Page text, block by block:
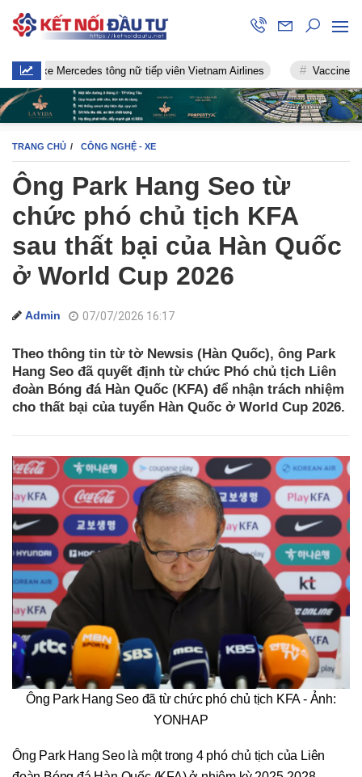
Mercedes tông nữ tiếp viên Vietnam Airlines Vaccine chống
TRANG CHỦ CÔNG NGHỆ - XE
Ông Park Hang Seo từ
chức phó chủ tịch KFA
sau thất bại của Hàn Quốc
ở World Cup 2026
Admin 07/07/2026 16:17
Theo thông tin từ tờ Newsis (Hàn Quốc), ông Park
Hang Seo đã quyết định từ chức Phó chủ tịch Liên
đoàn Bóng đá Hàn Quốc (KFA) để nhận trách nhiệm
cho thất bại của tuyển Hàn Quốc ở World Cup 2026.
Ông Park Hang Seo đã từ chức phó chủ tịch KFA - Ảnh:
YONHAP
Ông Park Hang Seo là một trong 4 phó chủ tịch của Liên